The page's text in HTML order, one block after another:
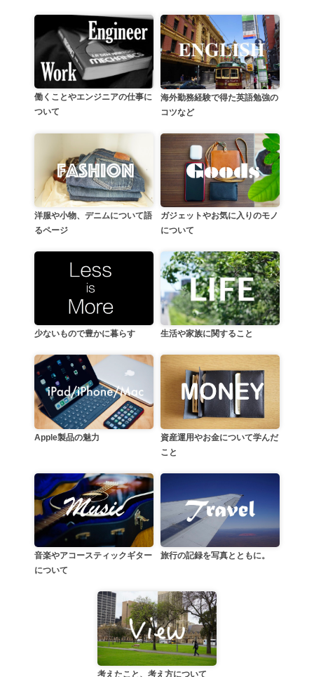
働くことやエンジニアの仕事に
ついて
海外勤務経験で得た英語勉強の
コツなど
洋服や小物、デニムについて語
るページ
ガジェットやお気に入りのモノ
について
少ないもので豊かに暮らす 生活や家族に関すること
Apple製品の魅力
資産運用やお金について学んだ
こと
音楽やアコースティックギター
について
旅行の記録を写真とともに。
考えたこと、考え方について